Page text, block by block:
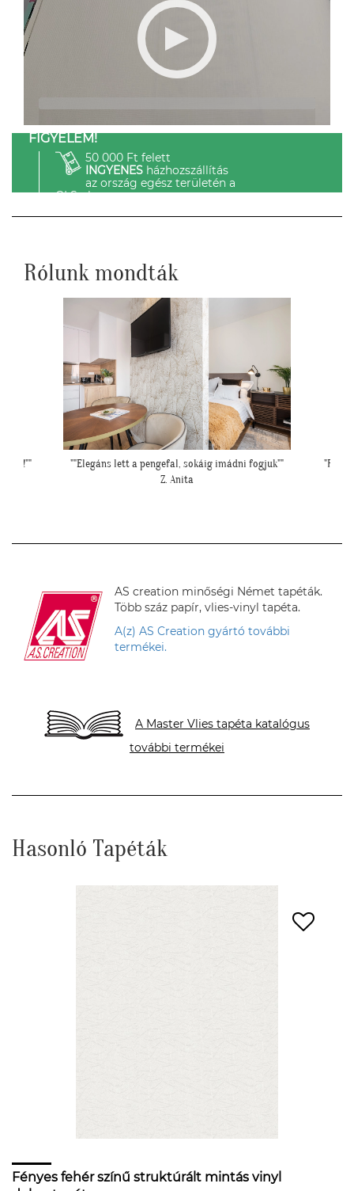
FIGYELEM!
50 000 Ft felett
INGYENESházhozszállítás
az ország egész területén a
GLS-el.
Rólunk mondták
"Felkerültek a tapéták az eredmény magáért
beszél!:)"
AS creation minőségi Német tapéták.
Több száz papír, vlies-vinyl tapéta.
A(z) AS Creation gyártó további
termékei.
A Master Vlies tapéta katalógus
további termékei
Hasonló Tapéták
Fényes fehér színű struktúrált mintás vinyl